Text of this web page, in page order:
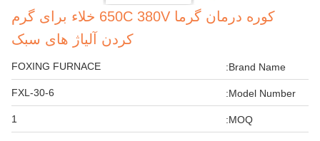
کوره درمان گرما 650C 380V خلاء برای گرم
کردن آلیاژ های سبک
Brand Name:
FOXING FURNACE
Model Number:
FXL-30-6
MOQ:
1